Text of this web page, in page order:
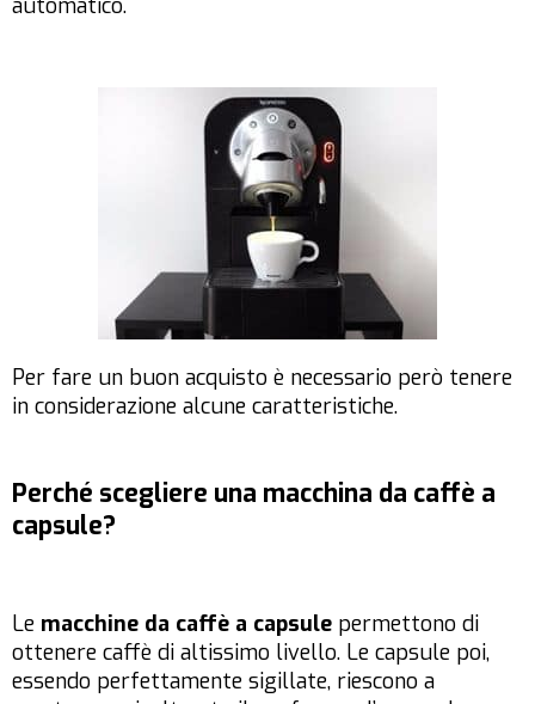
Per fare un buon acquisto è necessario però tenere
in considerazione alcune caratteristiche.
Perché scegliere una macchina da caffè a
capsule?
Le macchine da caffè a capsule permettono di
ottenere caffè di altissimo livello. Le capsule poi,
essendo perfettamente sigillate, riescono a